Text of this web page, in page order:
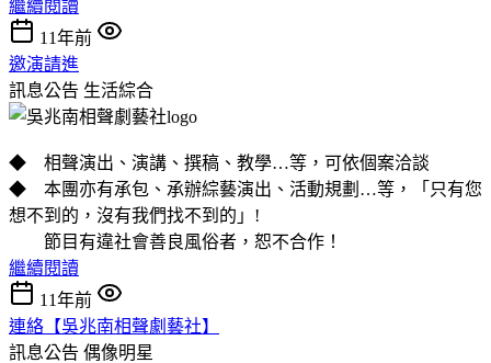
繼續閱讀
11年前
邀演請進
訊息公告 生活綜合
◆ 相聲演出、演講、撰稿、教學…等，可依個案洽談
◆ 本團亦有承包、承辦綜藝演出、活動規劃…等，「只有您
想不到的，沒有我們找不到的」!
節目有違社會善良風俗者，恕不合作！
繼續閱讀
11年前
連絡【吳兆南相聲劇藝社】
訊息公告 偶像明星